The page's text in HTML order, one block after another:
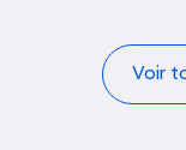
Voir